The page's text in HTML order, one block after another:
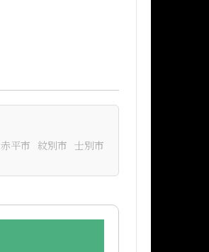
赤平市 紋別市 士別市